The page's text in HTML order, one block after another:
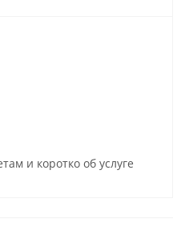
и коротко об услуге